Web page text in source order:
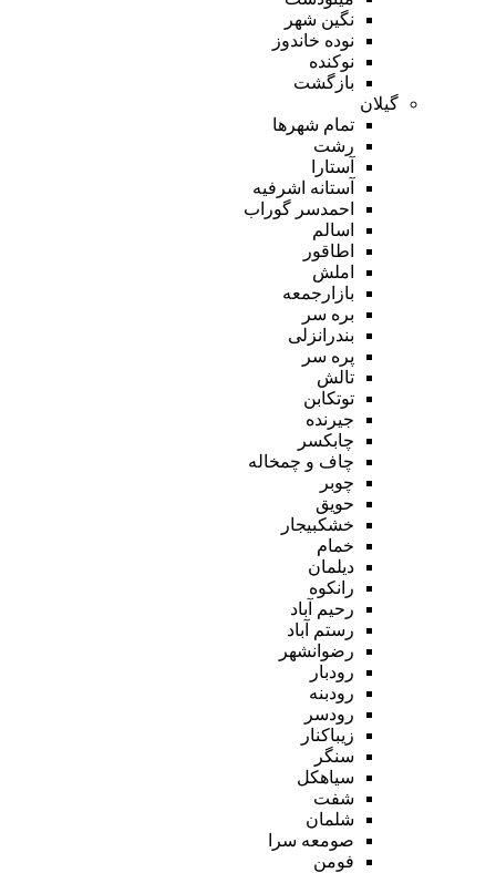
نگین شهر
نوده خاندوز
نوکنده
بازگشت
گیلان
تمام شهر‌ها
رشت
آستارا
آستانه اشرفیه
احمدسر گوراب
اسالم
اطاقور
املش
بازارجمعه
بره سر
بندرانزلی
پره سر
تالش
توتکابن
جیرنده
چابکسر
چاف و چمخاله
چوبر
حویق
خشکبیجار
خمام
دیلمان
رانکوه
رحیم آباد
رستم آباد
رضوانشهر
رودبار
رودبنه
رودسر
زیباکنار
سنگر
سیاهکل
شفت
شلمان
صومعه سرا
فومن